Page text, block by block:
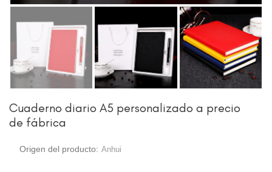
Cuaderno diario A5 personalizado a precio
de fábrica
Origen del producto: Anhui